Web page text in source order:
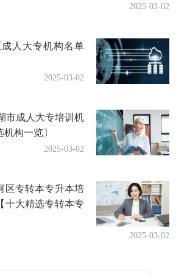
2025-03-02
人大专机构名单
2025-03-02
市成人大专培训机
构一览〕
2025-03-02
区专转本专升本培
十大精选专转本专
2025-03-02